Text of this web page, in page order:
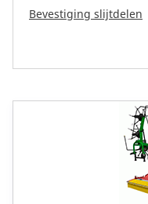
menuReman & Repair
Hoe kopen
Bevestiging slijtdelen